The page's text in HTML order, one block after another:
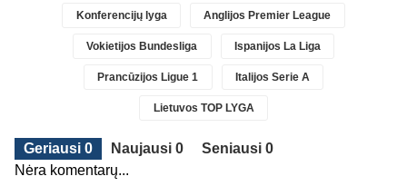
Konferencijų lyga Anglijos Premier League
Vokietijos Bundesliga Ispanijos La Liga
Prancūzijos Ligue 1 Italijos Serie A
Lietuvos TOP LYGA
Geriausi 0 Naujausi 0
Seniausi 0
Nėra komentarų...